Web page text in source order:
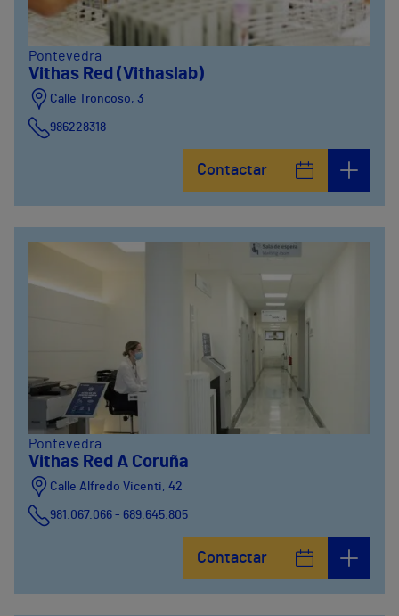
Pontevedra
Vithas Red (Vithaslab)
Calle Troncoso, 3
986228318
981067066
Contactar
Pontevedra
Vithas Red A Coruña
Calle Alfredo Vicenti, 42
981.067.066 - 689.645.805
Contactar